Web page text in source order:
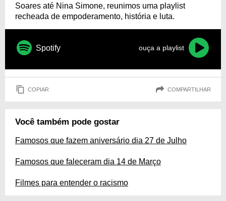
Soares até Nina Simone, reunimos uma playlist
recheada de empoderamento, história e luta.
Spotify ouça a playlist
COPIAR COMPARTILHAR
Você também pode gostar
Famosos que fazem aniversário dia 27 de Julho
Famosos que faleceram dia 14 de Março
Filmes para entender o racismo